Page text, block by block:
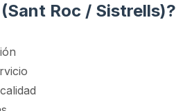
Roc / Sistrells)?